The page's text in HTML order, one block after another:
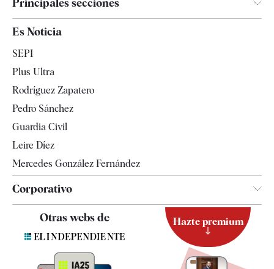
Principales secciones
España
Televisión
Es Noticia
SEPI
Plus Ultra
Rodríguez Zapatero
Pedro Sánchez
Guardia Civil
Leire Díez
Mercedes González Fernández
Corporativo
Contacto
Otras webs de Hazte premium